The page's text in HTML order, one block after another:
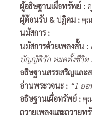
ผู้อธิษฐานเผื่อทรัพย์ :
ผู้ต้อนรับ & ปฏิคม : คุ
นมัสการ:
นมัสการด้วยเพลงสั้น :
บัญญัติรัก หมดทั้งชีวิต
อธิษฐานสรรเสริญและ
อ่านพระวจนะ : “1 ยอ
อธิษฐานเผื่อทรัพย์ : คุ
ถวายเพลงและถวายท